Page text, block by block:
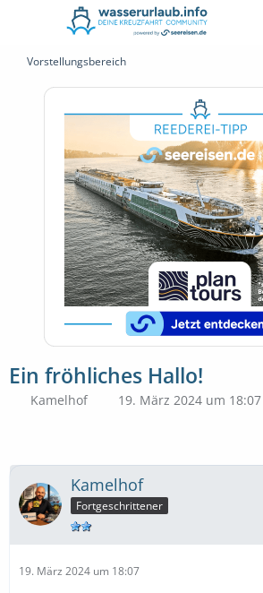
Vorstellungsbereich
Ein fröhliches Hallo!
Kamelhof 19. März 2024 um 18:07
Kamelhof
Fortgeschrittener
19. März 2024 um 18:07